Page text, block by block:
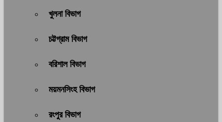
খুলনা বিভাগ
চট্টগ্রাম বিভাগ
বরিশাল বিভাগ
ময়মনসিংহ বিভাগ
রংপুর বিভাগ